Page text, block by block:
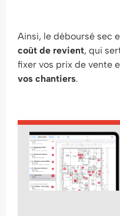
Ainsi, le déboursé sec
coût de revient, qui
fixer vos prix de vente
vos chantiers.